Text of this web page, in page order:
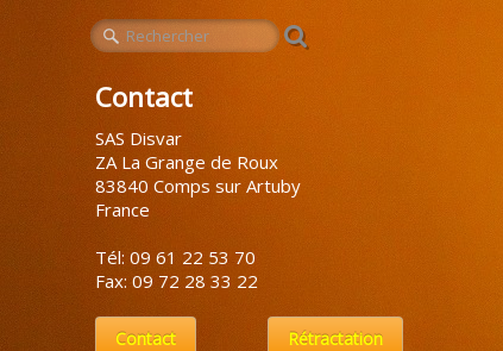
Contact
SAS Disvar
ZA La Grange de Roux
83840 Comps sur Artuby
France
Tél: 09 61 22 53 70
Fax: 09 72 28 33 22
Contact Rétractation